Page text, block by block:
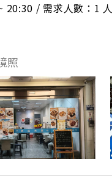
20:30 / 需求人數：1 人
照